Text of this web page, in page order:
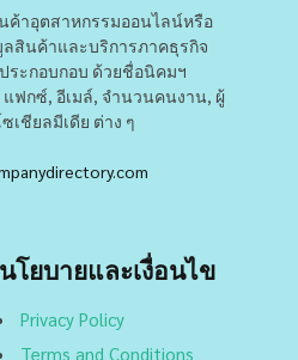
ค้าอุตสาหกรรมออนไลน์หรือ
ลสินค้าและบริการภาคธุรกิจ
ระกอบกอบ ด้วยชื่อนิคมฯ
แฟกซ์, อีเมล์, จำนวนคนงาน, ผู้
เชียลมีเดีย ต่าง ๆ
นโยบายและเงื่อนไข
Privacy Policy
Terms and Conditions